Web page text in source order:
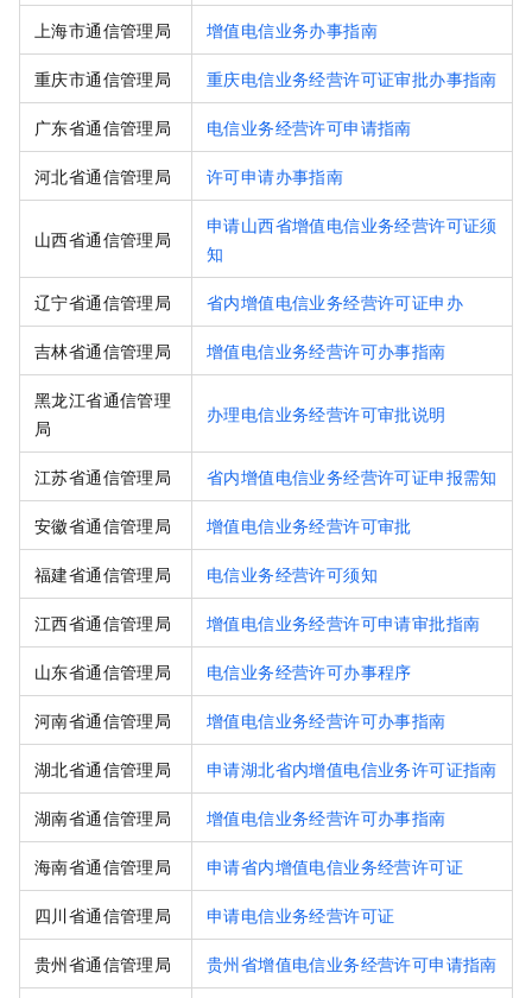
上海市通信管理局 增值电信业务办事指南
重庆市通信管理局 重庆电信业务经营许可证审批办事指南
广东省通信管理局 电信业务经营许可申请指南
河北省通信管理局 许可申请办事指南
山西省通信管理局
申请山西省增值电信业务经营许可证须
知
辽宁省通信管理局 省内增值电信业务经营许可证申办
吉林省通信管理局 增值电信业务经营许可办事指南
黑龙江省通信管理
局
办理电信业务经营许可审批说明
江苏省通信管理局 省内增值电信业务经营许可证申报需知
安徽省通信管理局 增值电信业务经营许可审批
福建省通信管理局 电信业务经营许可须知
江西省通信管理局 增值电信业务经营许可申请审批指南
山东省通信管理局 电信业务经营许可办事程序
河南省通信管理局 增值电信业务经营许可办事指南
湖北省通信管理局 申请湖北省内增值电信业务许可证指南
湖南省通信管理局 增值电信业务经营许可办事指南
海南省通信管理局 申请省内增值电信业务经营许可证
四川省通信管理局 申请电信业务经营许可证
贵州省通信管理局 贵州省增值电信业务经营许可申请指南